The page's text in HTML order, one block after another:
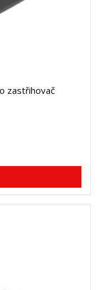
zastřihovač